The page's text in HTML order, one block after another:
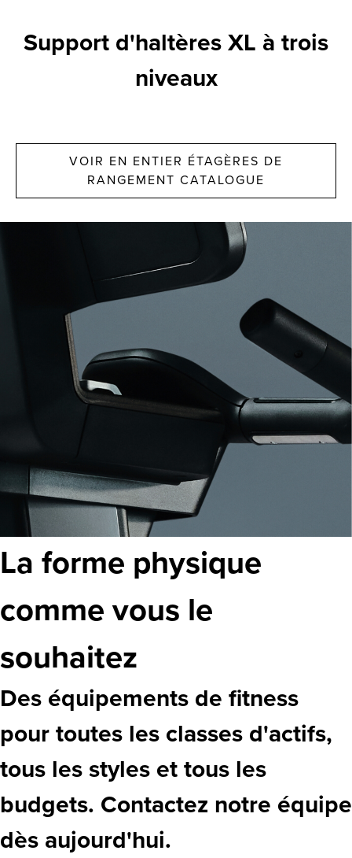
Support d'haltères XL à trois
niveaux
VOIR EN ENTIER ÉTAGÈRES DE
RANGEMENT CATALOGUE
La forme physique
comme vous le
souhaitez
Des équipements de fitness
pour toutes les classes d'actifs,
tous les styles et tous les
budgets. Contactez notre équipe
dès aujourd'hui.